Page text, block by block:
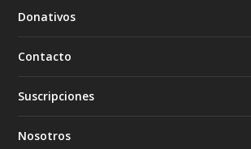
Donativos
Contacto
Suscripciones
Nosotros